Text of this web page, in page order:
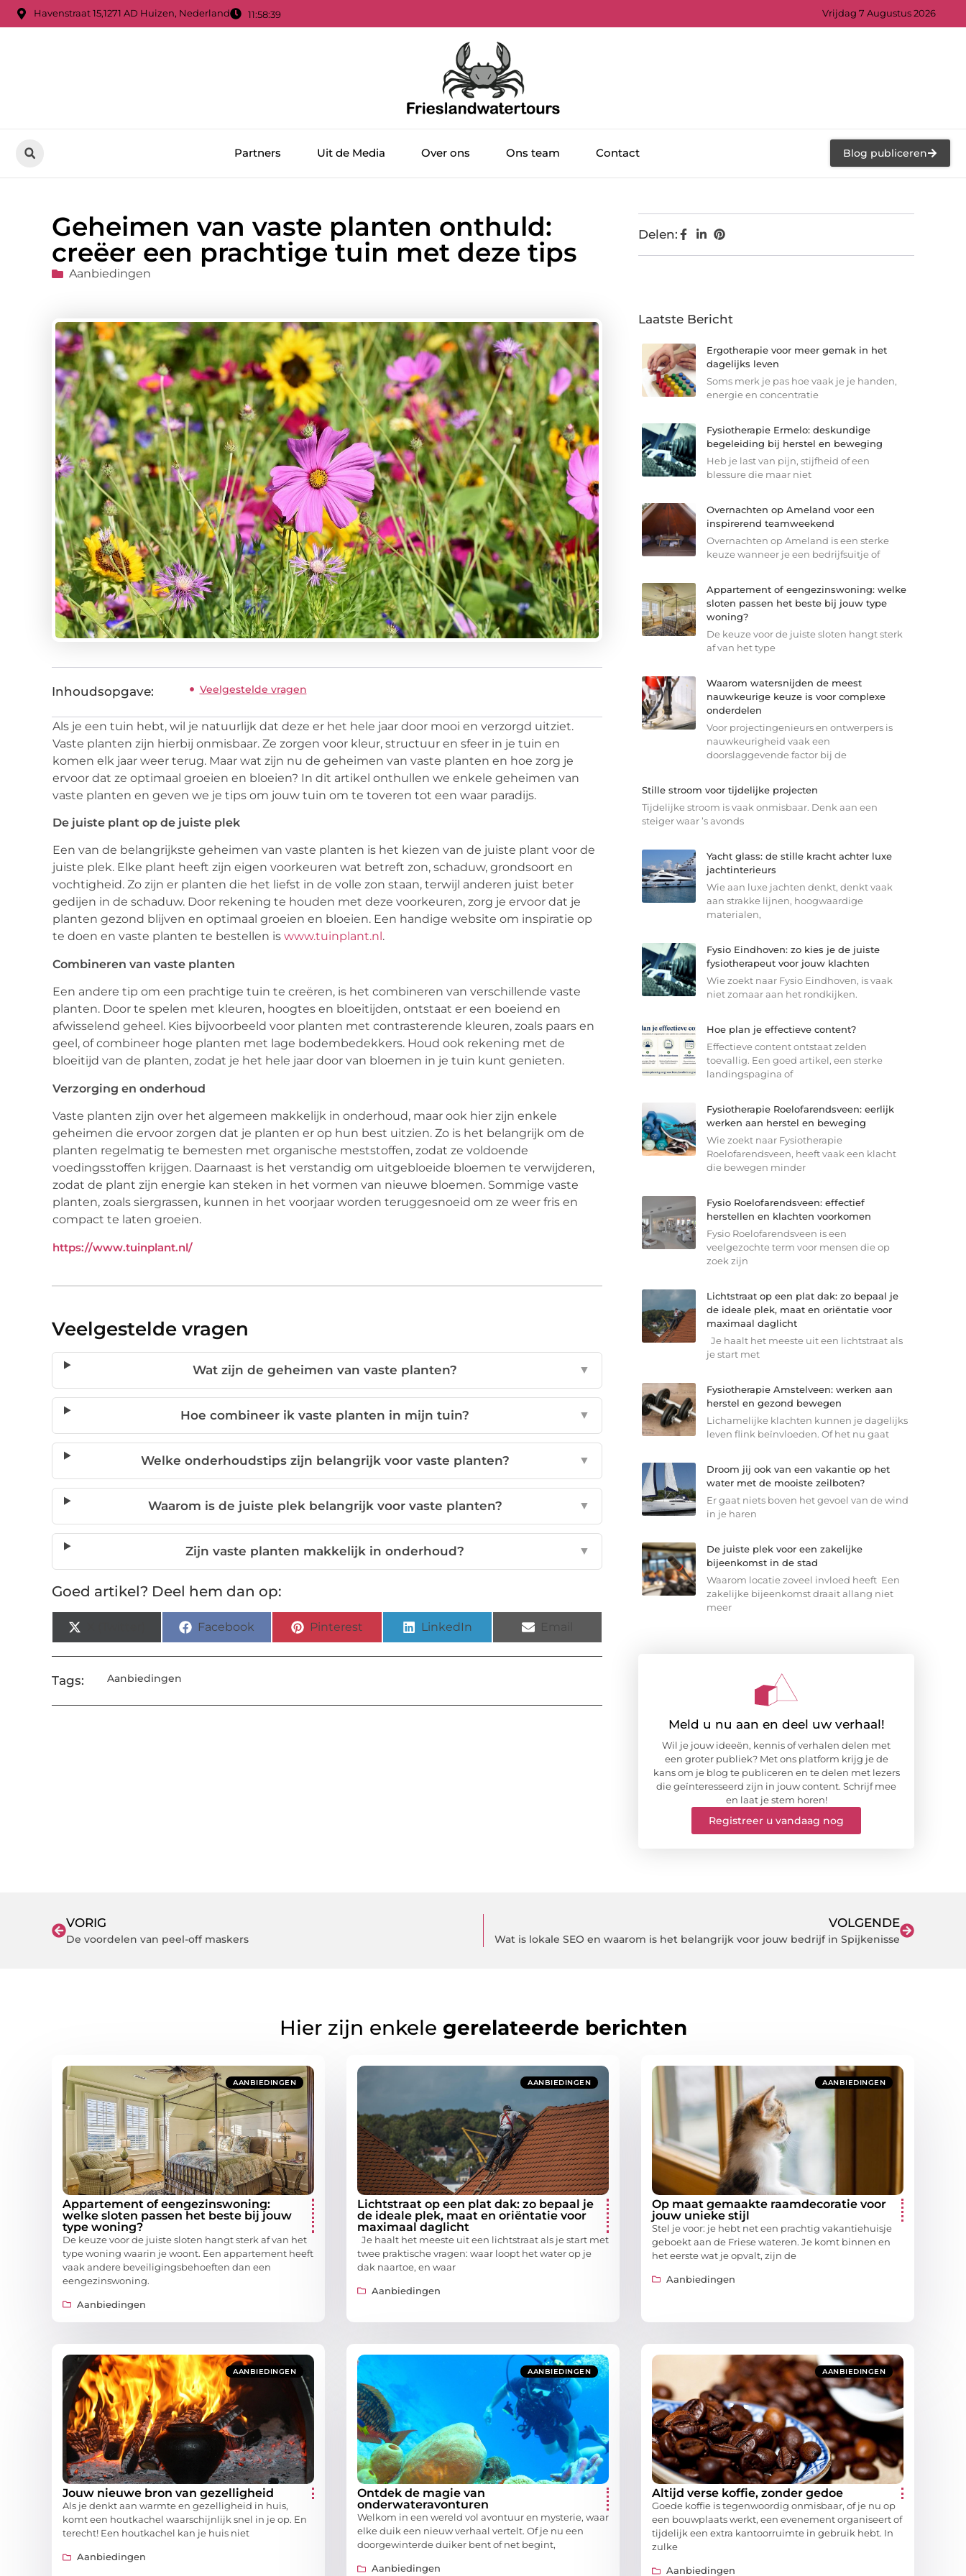
Havenstraat 15,1271 AD Huizen, Nederland 11:58:41 Vrijdag 7 Augustus 2026
Partners Uit de Media Over ons Ons team Contact Blog publiceren
Geheimen van vaste planten onthuld:
creëer een prachtige tuin met deze tips
Aanbiedingen
Inhoudsopgave: Veelgestelde vragen
Als je een tuin hebt, wil je natuurlijk dat deze er het hele jaar door mooi en verzorgd uitziet.
Vaste planten zijn hierbij onmisbaar. Ze zorgen voor kleur, structuur en sfeer in je tuin en
komen elk jaar weer terug. Maar wat zijn nu de geheimen van vaste planten en hoe zorg je
ervoor dat ze optimaal groeien en bloeien? In dit artikel onthullen we enkele geheimen van
vaste planten en geven we je tips om jouw tuin om te toveren tot een waar paradijs.
De juiste plant op de juiste plek
Een van de belangrijkste geheimen van vaste planten is het kiezen van de juiste plant voor de
juiste plek. Elke plant heeft zijn eigen voorkeuren wat betreft zon, schaduw, grondsoort en
vochtigheid. Zo zijn er planten die het liefst in de volle zon staan, terwijl anderen juist beter
gedijen in de schaduw. Door rekening te houden met deze voorkeuren, zorg je ervoor dat je
planten gezond blijven en optimaal groeien en bloeien. Een handige website om inspiratie op
te doen en vaste planten te bestellen is www.tuinplant.nl .
Combineren van vaste planten
Een andere tip om een prachtige tuin te creëren, is het combineren van verschillende vaste
planten. Door te spelen met kleuren, hoogtes en bloeitijden, ontstaat er een boeiend en
afwisselend geheel. Kies bijvoorbeeld voor planten met contrasterende kleuren, zoals paars en
geel, of combineer hoge planten met lage bodembedekkers. Houd ook rekening met de
bloeitijd van de planten, zodat je het hele jaar door van bloemen in je tuin kunt genieten.
Verzorging en onderhoud
Vaste planten zijn over het algemeen makkelijk in onderhoud, maar ook hier zijn enkele
geheimen die ervoor zorgen dat je planten er op hun best uitzien. Zo is het belangrijk om de
planten regelmatig te bemesten met organische meststoffen, zodat ze voldoende
voedingsstoffen krijgen. Daarnaast is het verstandig om uitgebloeide bloemen te verwijderen,
zodat de plant zijn energie kan steken in het vormen van nieuwe bloemen. Sommige vaste
planten, zoals siergrassen, kunnen in het voorjaar worden teruggesnoeid om ze weer fris en
compact te laten groeien.
https://www.tuinplant.nl/
Veelgestelde vragen
Wat zijn de geheimen van vaste planten? ▼
Hoe combineer ik vaste planten in mijn tuin? ▼
Welke onderhoudstips zijn belangrijk voor vaste planten? ▼
Waarom is de juiste plek belangrijk voor vaste planten? ▼
Zijn vaste planten makkelijk in onderhoud? ▼
Goed artikel? Deel hem dan op:
Facebook Pinterest LinkedIn
Tags: Aanbiedingen
Delen:
Laatste Bericht
Ergotherapie voor meer gemak in het
dagelijks leven
Soms merk je pas hoe vaak je je handen,
energie en concentratie
Fysiotherapie Ermelo: deskundige
begeleiding bij herstel en beweging
Heb je last van pijn, stijfheid of een
blessure die maar niet
Overnachten op Ameland voor een
inspirerend teamweekend
Overnachten op Ameland is een sterke
keuze wanneer je een bedrijfsuitje of
Appartement of eengezinswoning: welke
sloten passen het beste bij jouw type
woning?
De keuze voor de juiste sloten hangt sterk
af van het type
Waarom watersnijden de meest
nauwkeurige keuze is voor complexe
onderdelen
Voor projectingenieurs en ontwerpers is
nauwkeurigheid vaak een
doorslaggevende factor bij de
Stille stroom voor tijdelijke projecten
Tijdelijke stroom is vaak onmisbaar. Denk aan een
steiger waar ’s avonds
Yacht glass: de stille kracht achter luxe
jachtinterieurs
Wie aan luxe jachten denkt, denkt vaak
aan strakke lijnen, hoogwaardige
materialen,
Fysio Eindhoven: zo kies je de juiste
fysiotherapeut voor jouw klachten
Wie zoekt naar Fysio Eindhoven, is vaak
niet zomaar aan het rondkijken.
Hoe plan je effectieve content?
Effectieve content ontstaat zelden
toevallig. Een goed artikel, een sterke
landingspagina of
Fysiotherapie Roelofarendsveen: eerlijk
werken aan herstel en beweging
Wie zoekt naar Fysiotherapie
Roelofarendsveen, heeft vaak een klacht
die bewegen minder
Fysio Roelofarendsveen: effectief
herstellen en klachten voorkomen
Fysio Roelofarendsveen is een
veelgezochte term voor mensen die op
zoek zijn
Lichtstraat op een plat dak: zo bepaal je
de ideale plek, maat en oriëntatie voor
maximaal daglicht
Je haalt het meeste uit een lichtstraat als
je start met
Fysiotherapie Amstelveen: werken aan
herstel en gezond bewegen
Lichamelijke klachten kunnen je dagelijks
leven flink beïnvloeden. Of het nu gaat
Droom jij ook van een vakantie op het
water met de mooiste zeilboten?
Er gaat niets boven het gevoel van de wind
in je haren
De juiste plek voor een zakelijke
bijeenkomst in de stad
Waarom locatie zoveel invloed heeft Een
zakelijke bijeenkomst draait allang niet
meer
Meld u nu aan en deel uw verhaal!
Wil je jouw ideeën, kennis of verhalen delen met
een groter publiek? Met ons platform krijg je de
kans om je blog te publiceren en te delen met lezers
die geïnteresseerd zijn in jouw content. Schrijf mee
en laat je stem horen!
Registreer u vandaag nog
VORIG
De voordelen van peel-off maskers
VOLGENDE
Wat is lokale SEO en waarom is het belangrijk voor jouw bedrijf in Spijkenisse
Hier zijn enkele gerelateerde berichten
AANBIEDINGEN
Appartement of eengezinswoning:
welke sloten passen het beste bij jouw
type woning?
De keuze voor de juiste sloten hangt sterk af van het
type woning waarin je woont. Een appartement heeft
vaak andere beveiligingsbehoeften dan een
eengezinswoning.
Aanbiedingen
AANBIEDINGEN
Lichtstraat op een plat dak: zo bepaal je
de ideale plek, maat en oriëntatie voor
maximaal daglicht
Je haalt het meeste uit een lichtstraat als je start met
twee praktische vragen: waar loopt het water op je
dak naartoe, en waar
Aanbiedingen
AANBIEDINGEN
Op maat gemaakte raamdecoratie voor
jouw unieke stijl
Stel je voor: je hebt net een prachtig vakantiehuisje
geboekt aan de Friese wateren. Je komt binnen en
het eerste wat je opvalt, zijn de
Aanbiedingen
AANBIEDINGEN
Jouw nieuwe bron van gezelligheid
Als je denkt aan warmte en gezelligheid in huis,
komt een houtkachel waarschijnlijk snel in je op. En
terecht! Een houtkachel kan je huis niet
Aanbiedingen
AANBIEDINGEN
Ontdek de magie van
onderwateravonturen
Welkom in een wereld vol avontuur en mysterie, waar
elke duik een nieuw verhaal vertelt. Of je nu een
doorgewinterde duiker bent of net begint,
Aanbiedingen
AANBIEDINGEN
Altijd verse koffie, zonder gedoe
Goede koffie is tegenwoordig onmisbaar, of je nu op
een bouwplaats werkt, een evenement organiseert of
tijdelijk een extra kantoorruimte in gebruik hebt. In
zulke
Aanbiedingen